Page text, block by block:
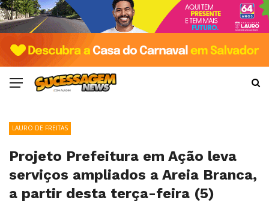
LAURO DE FREITAS
Projeto Prefeitura em Ação leva
serviços ampliados a Areia Branca,
a partir desta terça-feira (5)